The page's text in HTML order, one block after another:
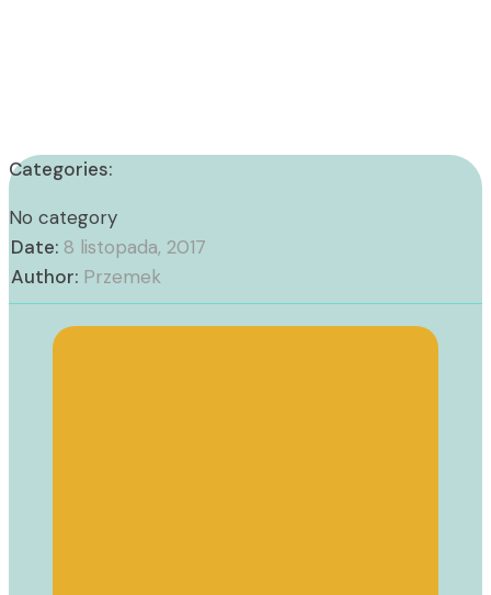
Categories:
No category
Date: 8 listopada, 2017
Author: Przemek